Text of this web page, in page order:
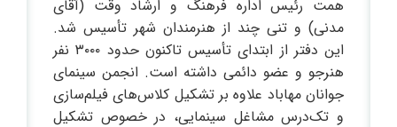
همت رئیس اداره فرهنگ و ارشاد وقت (آقای
مدنی) و تنی چند از هنرمندان شهر تأسیس شد.
این دفتر از ابتدای تأسیس تاکنون حدود ۳۰۰۰ نفر
هنرجو و عضو دائمی داشته است. انجمن سینمای
جوانان مهاباد علاوه بر تشکیل کلاس‌های فیلم‌سازی
و تک‌درس مشاغل سینمایی، در خصوص تشکیل